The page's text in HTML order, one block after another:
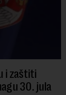
i zaštiti
30. jula